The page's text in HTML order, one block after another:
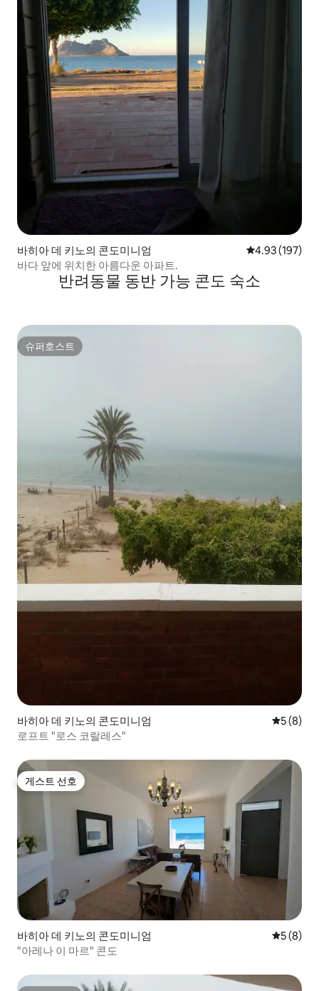
바히아 데 키노의 콘도미니엄 평점 4.93점(5
4.93 (197)
바다 앞에 위치한 아름다운 아파트.
반려동물 동반 가능 콘도 숙소
슈퍼호스트
슈퍼호스트
바히아 데 키노의 콘도미니엄 평점 5점
5 (8)
로프트 "로스 코랄레스"
게스트 선호
게스트 선호
바히아 데 키노의 콘도미니엄 평점 5점
5 (8)
"아레나 이 마르" 콘도